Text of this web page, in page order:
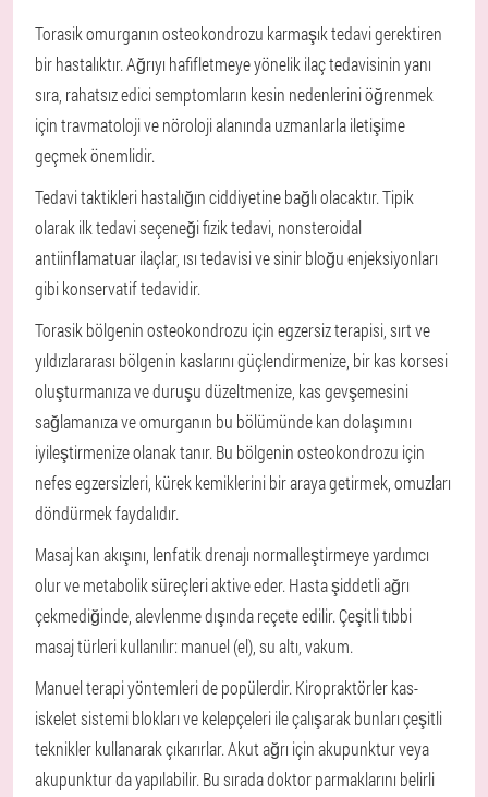
Torasik omurganın osteokondrozu karmaşık tedavi gerektiren
bir hastalıktır. Ağrıyı hafifletmeye yönelik ilaç tedavisinin yanı
sıra, rahatsız edici semptomların kesin nedenlerini öğrenmek
için travmatoloji ve nöroloji alanında uzmanlarla iletişime
geçmek önemlidir.
Tedavi taktikleri hastalığın ciddiyetine bağlı olacaktır. Tipik
olarak ilk tedavi seçeneği fizik tedavi, nonsteroidal
antiinflamatuar ilaçlar, ısı tedavisi ve sinir bloğu enjeksiyonları
gibi konservatif tedavidir.
Torasik bölgenin osteokondrozu için egzersiz terapisi, sırt ve
yıldızlararası bölgenin kaslarını güçlendirmenize, bir kas korsesi
oluşturmanıza ve duruşu düzeltmenize, kas gevşemesini
sağlamanıza ve omurganın bu bölümünde kan dolaşımını
iyileştirmenize olanak tanır. Bu bölgenin osteokondrozu için
nefes egzersizleri, kürek kemiklerini bir araya getirmek, omuzları
döndürmek faydalıdır.
Masaj kan akışını, lenfatik drenajı normalleştirmeye yardımcı
olur ve metabolik süreçleri aktive eder. Hasta şiddetli ağrı
çekmediğinde, alevlenme dışında reçete edilir. Çeşitli tıbbi
masaj türleri kullanılır: manuel (el), su altı, vakum.
Manuel terapi yöntemleri de popülerdir. Kiropraktörler kas-
iskelet sistemi blokları ve kelepçeleri ile çalışarak bunları çeşitli
teknikler kullanarak çıkarırlar. Akut ağrı için akupunktur veya
akupunktur da yapılabilir. Bu sırada doktor parmaklarını belirli